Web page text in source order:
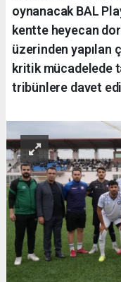
oynanacak BAL
kentte heyecan
üzerinden yapılan
kritik mücadelede
tribünlere davet